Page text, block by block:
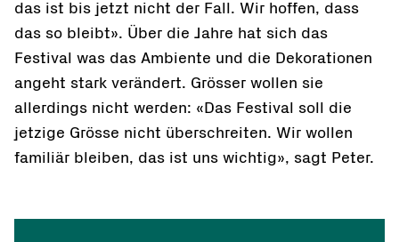
das ist bis jetzt nicht der Fall. Wir hoffen, dass
das so bleibt». Über die Jahre hat sich das
Festival was das Ambiente und die Dekorationen
angeht stark verändert. Grösser wollen sie
allerdings nicht werden: «Das Festival soll die
jetzige Grösse nicht überschreiten. Wir wollen
familiär bleiben, das ist uns wichtig», sagt Peter.